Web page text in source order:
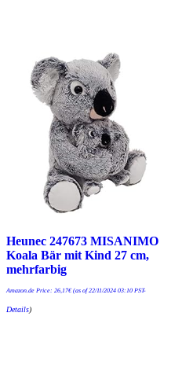
Heunec 247673 MISANIMO
Koala Bär mit Kind 27 cm,
mehrfarbig
Amazon.de Price: 26,17€(as of 22/11/2024 03:10 PST-
Details)